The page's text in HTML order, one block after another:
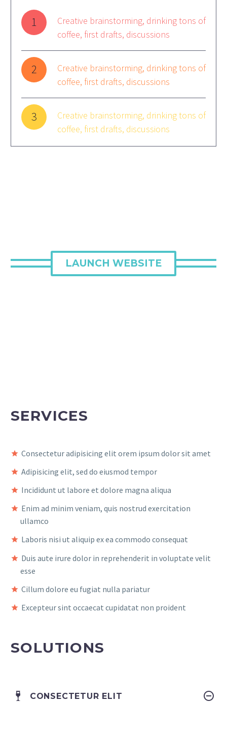
1
Creative brainstorming, drinking tons of
coffee, first drafts, discussions
2
Creative brainstorming, drinking tons of
coffee, first drafts, discussions
3
Creative brainstorming, drinking tons of
coffee, first drafts, discussions
LAUNCH WEBSITE
SERVICES
Consectetur adipisicing elit orem ipsum dolor sit amet
Adipisicing elit, sed do eiusmod tempor
Incididunt ut labore et dolore magna aliqua
Enim ad minim veniam, quis nostrud exercitation
ullamco
Laboris nisi ut aliquip ex ea commodo consequat
Duis aute irure dolor in reprehenderit in voluptate velit
esse
Cillum dolore eu fugiat nulla pariatur
Excepteur sint occaecat cupidatat non proident
SOLUTIONS
CONSECTETUR ELIT